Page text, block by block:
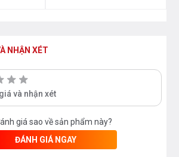
minh Smart funtion lưu chế độ đèn
hoạt động gần nhất
Motion“ “Thụt
được đẩy ra và thu vào một cách tự
tông chuyên dụng có lực đẩy lên
NHẬN XÉT
và nhận xét
giá sao về sản phẩm này?
ĐÁNH GIÁ NGAY